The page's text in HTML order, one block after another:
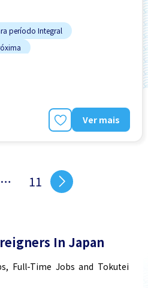
período Integral
Ver mais
… 11
In Japan
Full-Time Jobs and Tokutei